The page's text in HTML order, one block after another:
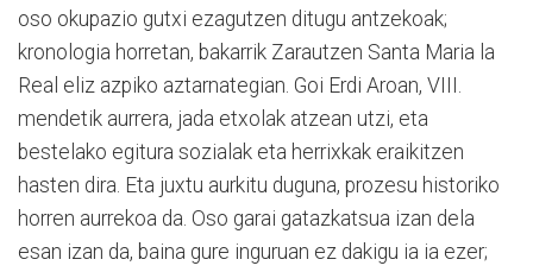
oso okupazio gutxi ezagutzen ditugu antzekoak;
kronologia horretan, bakarrik Zarautzen Santa Maria la
Real eliz azpiko aztarnategian. Goi Erdi Aroan, VIII.
mendetik aurrera, jada etxolak atzean utzi, eta
bestelako egitura sozialak eta herrixkak eraikitzen
hasten dira. Eta juxtu aurkitu duguna, prozesu historiko
horren aurrekoa da. Oso garai gatazkatsua izan dela
esan izan da, baina gure inguruan ez dakigu ia ia ezer;